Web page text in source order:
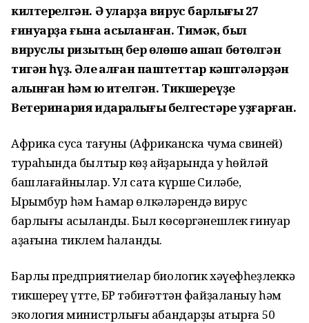
килтерелгән. Ә уларҙа вирус барлығы 27
ғинуарҙа ғына асыҡланған. Тимәк, был
вируслы ризыҡтың бер өлөшө ашап бөтөлгән
тигән һүҙ. Әле ҡалған паштеттар кәштәләрҙән
алынған һәм юҡ ителгән. Тикшереүҙе
Ветеринария идаралығы белгестәре уҙғарған.
Африка сусҡа тағуны (Африканска чума свиней)
тураһында былтыр көҙ айҙарында уҡ һөйләй
башлағайнылар. Ул саҡта күрше Силәбе,
Ырымбур һәм Һамар өлкәләрендә вирус
барлығы асыҡланды. Был көсөргәнешлек ғинуар
аҙағына тиклем һаҡланды.
Барлыҡ предприятиелар биологик хәүефһеҙлеккә
тикшереү үтте, БР тәбиғәттән файҙаланыу һәм
экология министрлығы ҡабандарҙы атырға 50